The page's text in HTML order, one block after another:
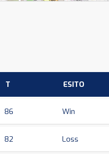
T ESITO
86 Win
82 Loss